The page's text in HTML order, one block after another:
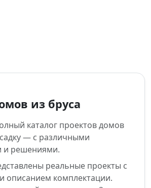
из бруса
каталог проектов домов
— с различными
и решениями.
реальные проекты с
описанием комплектации.